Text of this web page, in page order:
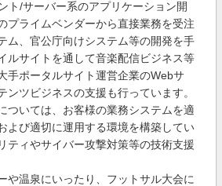
ト/サーバー系のアプリケーション開
プライムベンダーから直接業務を受注
ム、官公庁向けシステム等の開発を手
ルサイトを通して音楽配信ビジネス等
手ポータルサイト運営企業のWebサ
ンツビジネスの支援も行っています。
ついては、お客様の業務システムを適
よび適切に運用する環境を構築してい
ティやサイバー攻撃対策等の技術支援
や温泉にいったり、フットサル大会に